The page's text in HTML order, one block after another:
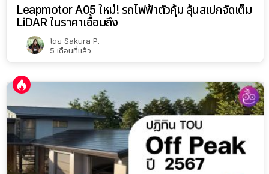
Leapmotor A05 ใหม่! รถไฟฟ้าตัวคุ้ม ลุ้นสเปกจัดเต็ม
LiDAR ในราคาเอื้อมถึง
โดย Sakura P.
5 เดือนที่แล้ว